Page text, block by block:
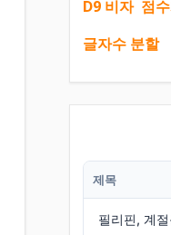
D9 비자 점
글자수 분할
제목